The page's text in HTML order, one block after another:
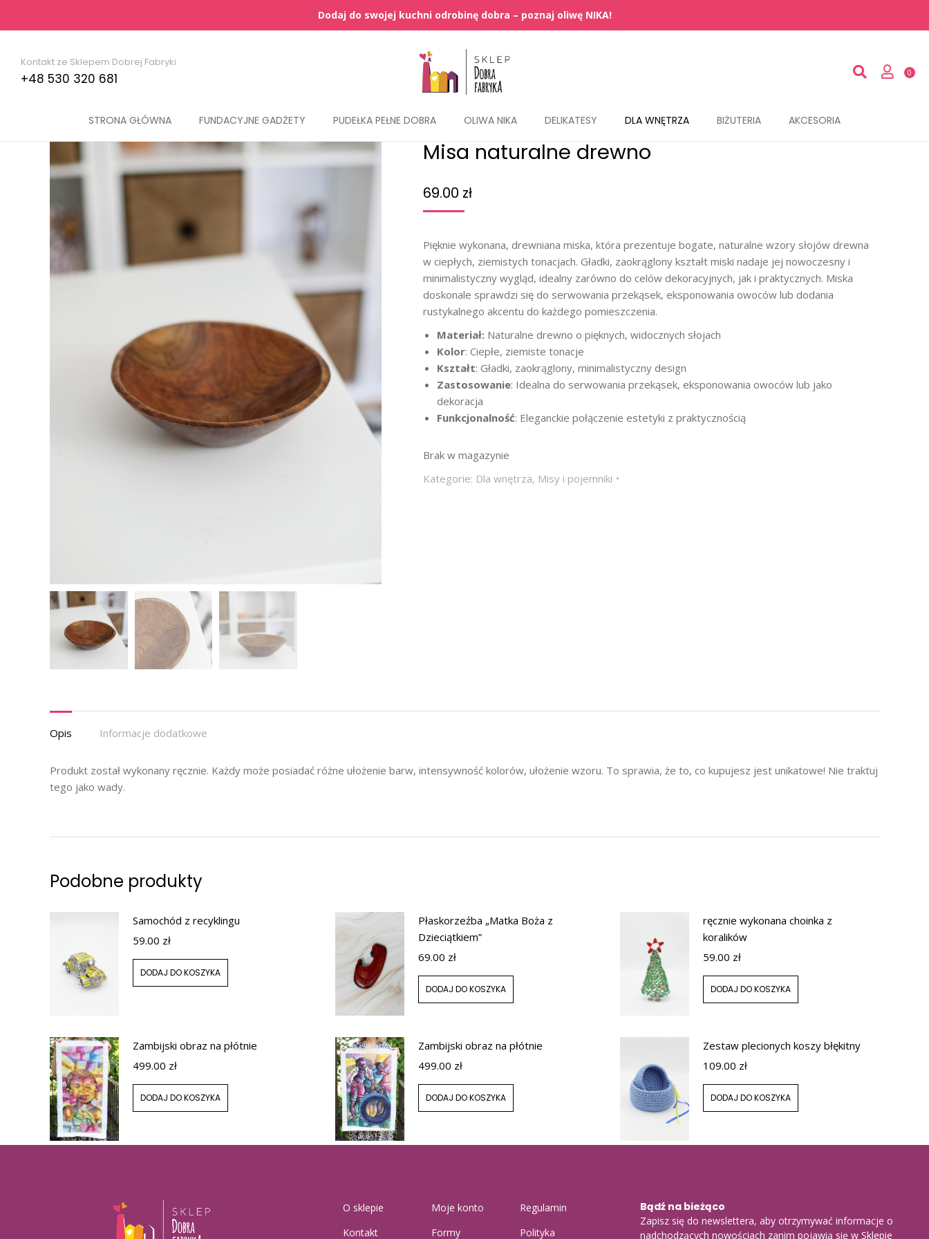
Kontakt ze Sklepem Dobrej Fabryki
+48 530 320 681
STRONA GŁÓWNA FUNDACYJNE GADŻETY PUDEŁKA PEŁNE DOBRA OLIWA NIKA DELIKATESY DLA WNĘTRZA BIŻUTERIA AKCESORIA
Misa naturalne drewno
69.00 zł
Pięknie wykonana, drewniana miska, która prezentuje bogate, naturalne wzory słojów drewna
w ciepłych, ziemistych tonacjach. Gładki, zaokrąglony kształt miski nadaje jej nowoczesny i
minimalistyczny wygląd, idealny zarówno do celów dekoracyjnych, jak i praktycznych. Miska
doskonale sprawdzi się do serwowania przekąsek, eksponowania owoców lub dodania
rustykalnego akcentu do każdego pomieszczenia.
Materiał: Naturalne drewno o pięknych, widocznych słojach
Kolor: Ciepłe, ziemiste tonacje
Kształt: Gładki, zaokrąglony, minimalistyczny design
Zastosowanie: Idealna do serwowania przekąsek, eksponowania owoców lub jako
dekoracja
Funkcjonalność: Eleganckie połączenie estetyki z praktycznością
Brak w magazynie
Kategorie: Dla wnętrza, Misy i pojemniki
Opis Informacje dodatkowe
Produkt został wykonany ręcznie. Każdy może posiadać różne ułożenie barw, intensywność kolorów, ułożenie wzoru. To sprawia, że to, co kupujesz jest unikatowe! Nie traktuj
tego jako wady.
Podobne produkty
Samochód z recyklingu
59.00 zł
DODAJ DO KOSZYKA
Płaskorzeźba „Matka Boża z
Dzieciątkiem”
69.00 zł
DODAJ DO KOSZYKA
ręcznie wykonana choinka z
koralików
59.00 zł
DODAJ DO KOSZYKA
Zambijski obraz na płótnie
499.00 zł
DODAJ DO KOSZYKA
Zambijski obraz na płótnie
499.00 zł
DODAJ DO KOSZYKA
Zestaw plecionych koszy błękitny
109.00 zł
DODAJ DO KOSZYKA
O sklepie
Kontakt
Moje konto
Formy
Regulamin
Polityka
Bądź na bieżąco
Zapisz się do newslettera, aby otrzymywać informacje o
nadchodzących nowościach zanim pojawią się w Sklepie